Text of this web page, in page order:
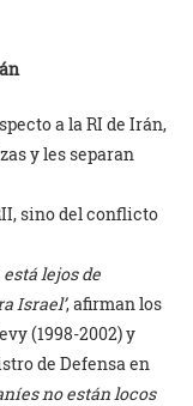
a la RI de Irán,
y les separan
sino del conflicto
lejos de
Israel’, afirman los
(1998-2002) y
de Defensa en
no están locos